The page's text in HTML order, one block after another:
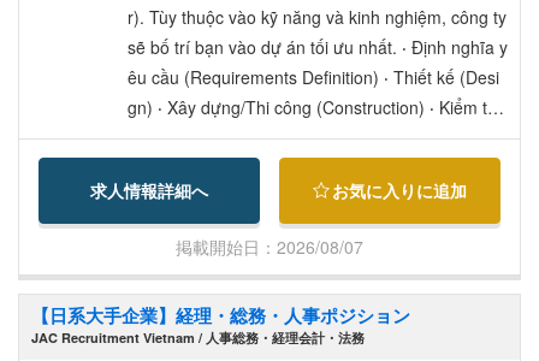
nhân sự (2 lần/năm: Giáng sinh, BBQ), hội thảo đ
ào tạo nhân sự (2 lần/năm: Đào tạo giao tiếp kinh
doanh) ・Quà kỷ niệm thâm niên công tác, chế đ
ộ hợp tác giới thiệu nhân sự ・Hỗ trợ xin visa (Có
thành tích hỗ trợ xin visa cho người ở nước ngoài,
đổi/gia hạn visa cho người đang ở Nhật).
r). Tùy thuộc vào kỹ năng và kinh nghiệm, công ty
sẽ bố trí bạn vào dự án tối ưu nhất. ‧ Định nghĩa y
êu cầu (Requirements Definition) ‧ Thiết kế (Desi
gn) ‧ Xây dựng/Thi công (Construction) ‧ Kiểm th
ử, Vận hành, Bảo trì (Testing, Operation, Mainten
g, tùy thuộc vào kinh nghiệm và thành tích, công t
y có nhiều dự án đa dạng như mạng, máy chủ, b
ảo mật, v.v. Ngoài ra, bạn có thể tham gia vào tất
cả các giai đoạn từ thượng nguồn (upstream) đến
hạ nguồn (downstream), tạo nên môi trường làm
việc phù hợp cho cả người ít kinh nghiệm lẫn kỹ s
求人情報詳細へ お気に入りに追加
掲載開始日：2026/08/07
【日系大手企業】経理・総務・人事ポジション
JAC Recruitment Vietnam / 人事総務・経理会計・法務